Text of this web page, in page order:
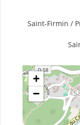
Saint-Firmin /
+
−